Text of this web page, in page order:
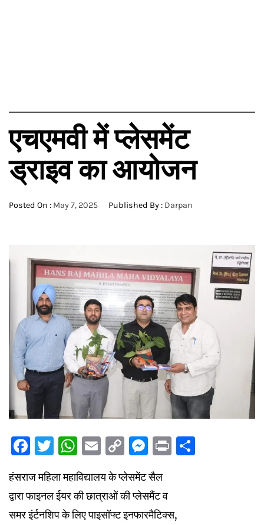
एचएमवी में प्लेसमेंट
ड्राइव का आयोजन
Posted On : May 7, 2025 Published By : Darpan
Facebook
Twitter
WhatsApp
Email
Copy
Link
Messenger
Print
हंसराज महिला महाविद्यालय के प्लेसमेंट सैल
द्वारा फाइनल ईयर की छात्राओं की प्लेसमैंट व
समर इंर्टनशिप के लिए पाइसॉफ्ट इनफारमैटिक्स,